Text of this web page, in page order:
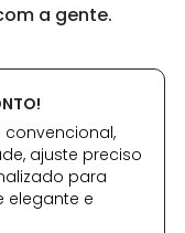
a gente.
ajuste preciso
para
elegante e